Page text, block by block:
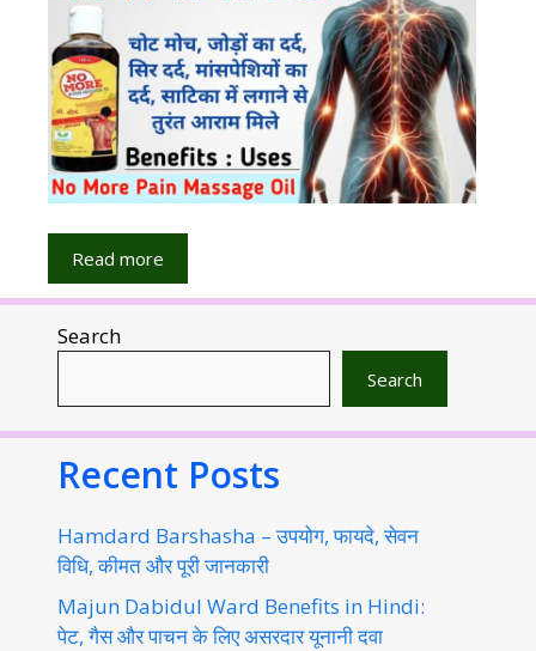
Read more
Search
Search
Recent Posts
Hamdard Barshasha – उपयोग, फायदे, सेवन
विधि, कीमत और पूरी जानकारी
Majun Dabidul Ward Benefits in Hindi:
पेट, गैस और पाचन के लिए असरदार यूनानी दवा